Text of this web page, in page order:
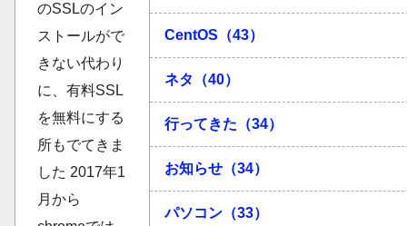
のSSLのイン
ストールがで
きない代わり
に、有料SSL
を無料にする
所もでてきま
した 2017年1
月から
CentOS（43）
ネタ（40）
行ってきた（34）
お知らせ（34）
パソコン（33）